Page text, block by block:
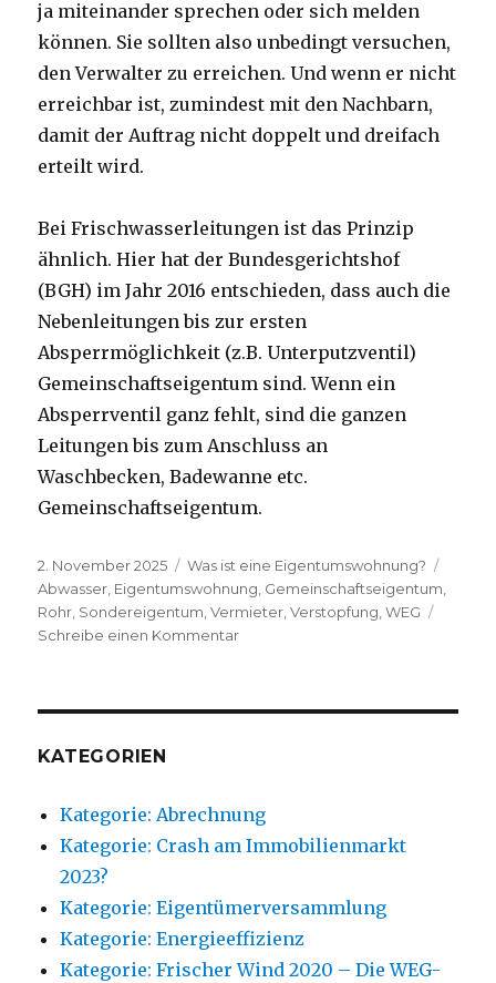
ja miteinander sprechen oder sich melden
können. Sie sollten also unbedingt versuchen,
den Verwalter zu erreichen. Und wenn er nicht
erreichbar ist, zumindest mit den Nachbarn,
damit der Auftrag nicht doppelt und dreifach
erteilt wird.
Bei Frischwasserleitungen ist das Prinzip
ähnlich. Hier hat der Bundesgerichtshof
(BGH) im Jahr 2016 entschieden, dass auch die
Nebenleitungen bis zur ersten
Absperrmöglichkeit (z.B. Unterputzventil)
Gemeinschaftseigentum sind. Wenn ein
Absperrventil ganz fehlt, sind die ganzen
Leitungen bis zum Anschluss an
Waschbecken, Badewanne etc.
Gemeinschaftseigentum.
Veröffentlicht
am
2. November 2025 Kategorien
Was ist eine Eigentumswohnung?
Abwasser Eigentumswohnung Gemeinschaftseigentum
Rohr Sondereigentum ,Vermieter ,Verstopfung ,WEG
Schreibe einen Kommentarzu
KATEGORIEN
Kategorie: Abrechnung
Kategorie: Crash am Immobilienmarkt
2023?
Kategorie: Eigentümerversammlung
Kategorie: Energieeffizienz
Kategorie: Frischer Wind 2020 – Die WEG-